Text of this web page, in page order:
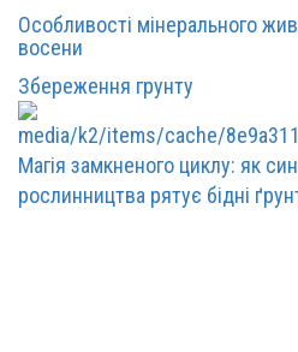
Особливості мінерального
восени
Збереження грунту
Магія замкненого циклу: як
рослинництва рятує бідні